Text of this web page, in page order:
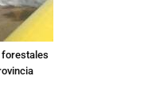
forestales